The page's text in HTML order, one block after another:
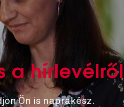
a hírlevélről
Ön is naprakész.